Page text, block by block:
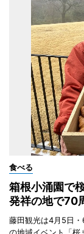
食べる
箱根小涌園で
発祥の地で70
藤田観光は4月5日
の地域イベント「桜